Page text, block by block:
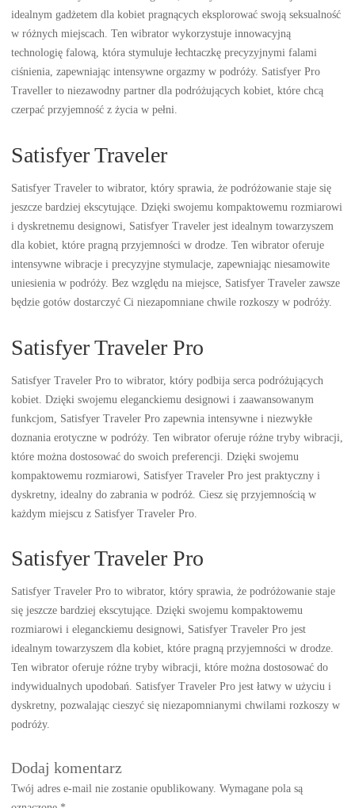
idealnym gadżetem dla kobiet pragnących eksplorować swoją seksualność
w różnych miejscach. Ten wibrator wykorzystuje innowacyjną
technologię falową, która stymuluje łechtaczkę precyzyjnymi falami
ciśnienia, zapewniając intensywne orgazmy w podróży. Satisfyer Pro
Traveller to niezawodny partner dla podróżujących kobiet, które chcą
czerpać przyjemność z życia w pełni.
Satisfyer Traveler
Satisfyer Traveler to wibrator, który sprawia, że podróżowanie staje się
jeszcze bardziej ekscytujące. Dzięki swojemu kompaktowemu rozmiarowi
i dyskretnemu designowi, Satisfyer Traveler jest idealnym towarzyszem
dla kobiet, które pragną przyjemności w drodze. Ten wibrator oferuje
intensywne wibracje i precyzyjne stymulacje, zapewniając niesamowite
uniesienia w podróży. Bez względu na miejsce, Satisfyer Traveler zawsze
będzie gotów dostarczyć Ci niezapomniane chwile rozkoszy w podróży.
Satisfyer Traveler Pro
Satisfyer Traveler Pro to wibrator, który podbija serca podróżujących
kobiet. Dzięki swojemu eleganckiemu designowi i zaawansowanym
funkcjom, Satisfyer Traveler Pro zapewnia intensywne i niezwykłe
doznania erotyczne w podróży. Ten wibrator oferuje różne tryby wibracji,
które można dostosować do swoich preferencji. Dzięki swojemu
kompaktowemu rozmiarowi, Satisfyer Traveler Pro jest praktyczny i
dyskretny, idealny do zabrania w podróż. Ciesz się przyjemnością w
każdym miejscu z Satisfyer Traveler Pro.
Satisfyer Traveler Pro
Satisfyer Traveler Pro to wibrator, który sprawia, że podróżowanie staje
się jeszcze bardziej ekscytujące. Dzięki swojemu kompaktowemu
rozmiarowi i eleganckiemu designowi, Satisfyer Traveler Pro jest
idealnym towarzyszem dla kobiet, które pragną przyjemności w drodze.
Ten wibrator oferuje różne tryby wibracji, które można dostosować do
indywidualnych upodobań. Satisfyer Traveler Pro jest łatwy w użyciu i
dyskretny, pozwalając cieszyć się niezapomnianymi chwilami rozkoszy w
podróży.
Dodaj komentarz
Twój adres e-mail nie zostanie opublikowany. Wymagane pola są